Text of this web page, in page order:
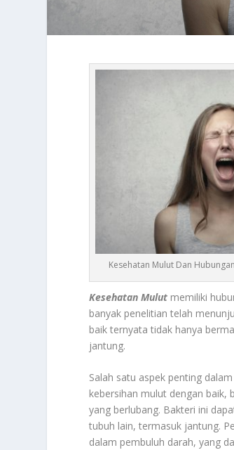
Kesehatan Mulut Dan
Kesehatan Mulut memiliki
banyak penelitian telah
baik ternyata tidak hanya
jantung.
Salah satu aspek penting
kebersihan mulut dengan baik,
yang berlubang. Bakteri ini
tubuh lain, termasuk jantung.
dalam pembuluh darah, yang